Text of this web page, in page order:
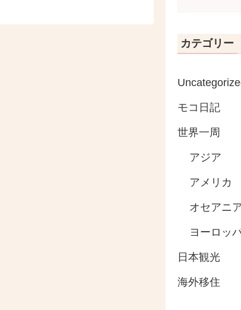
カテゴリー
モコ日記
世界一周
アジア
アメリカ
オセアニ
ヨーロッ
日本観光
海外移住